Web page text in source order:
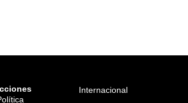
Internacional